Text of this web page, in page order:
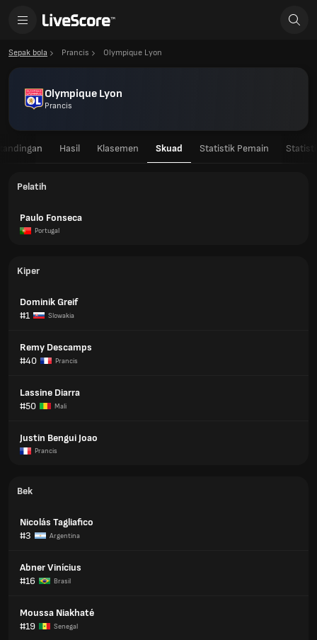
Sepak bola Prancis Olympique Lyon
Olympique Lyon
Prancis
Hasil Klasemen Skuad Statistik Pemain
Pelatih
Paulo Fonseca
Portugal
Kiper
Dominik Greif
#1
Slowakia
Remy Descamps
#40
Prancis
Lassine Diarra
#50
Mali
Justin Bengui Joao
Prancis
Bek
Nicolás Tagliafico
#3
Argentina
Abner Vinícius
#16
Brasil
Moussa Niakhaté
#19
Senegal